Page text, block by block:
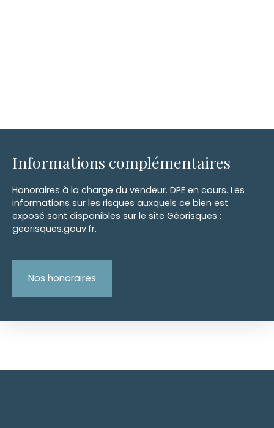
Informations complémentaires
Honoraires à la charge du vendeur. DPE en cours. Les
informations sur les risques auxquels ce bien est
exposé sont disponibles sur le site Géorisques :
georisques.gouv.fr.
Nos honoraires